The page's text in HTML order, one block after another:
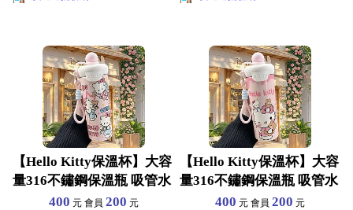
【Hello Kitty保溫杯】大容
量316不鏽鋼保溫瓶 吸管水
400 元 會員 200 元
【Hello Kitty保溫杯】大容
量316不鏽鋼保溫瓶 吸管水
400 元 會員200 元